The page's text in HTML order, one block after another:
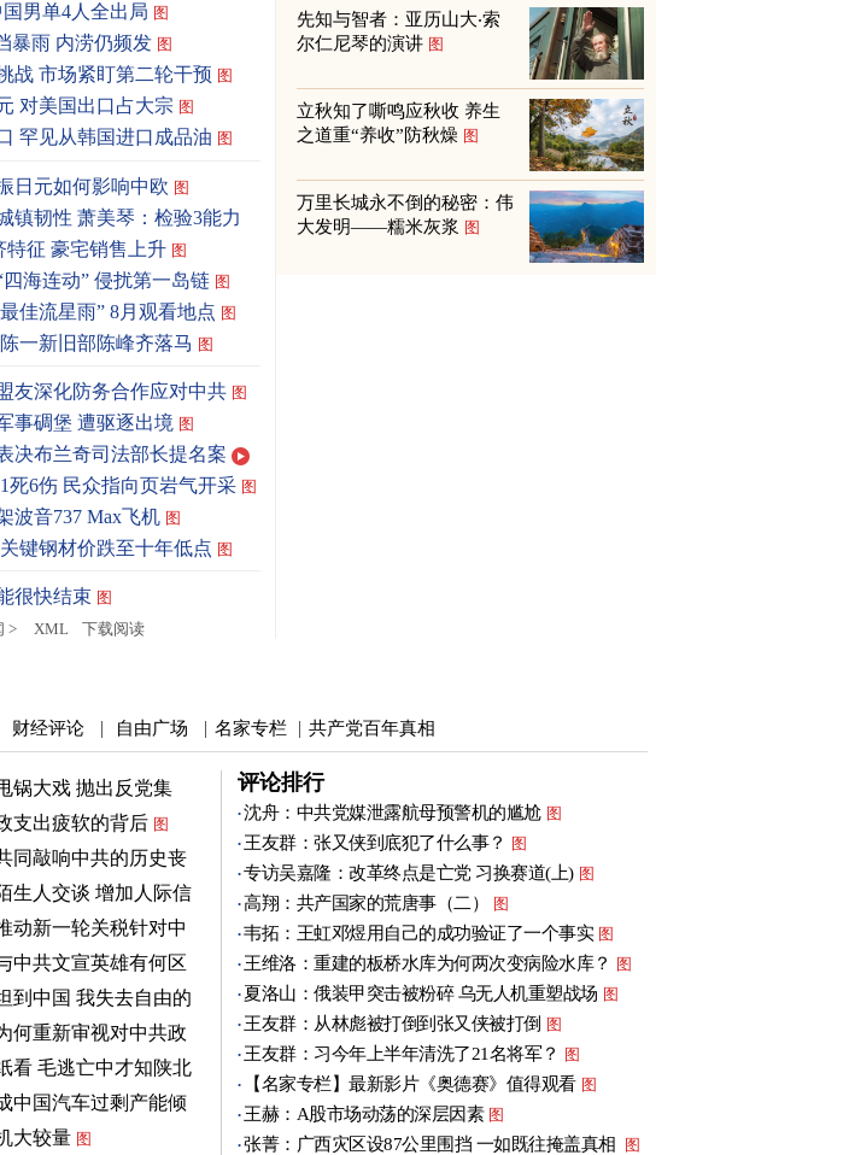
男单4人全出局 图
暴雨 内涝仍频发 图
战 市场紧盯第二轮干预 图
对美国出口占大宗 图
罕见从韩国进口成品油 图
日元如何影响中欧 图
镇韧性 萧美琴：检验3能力
特征 豪宅销售上升 图
海连动” 侵扰第一岛链 图
佳流星雨” 8月观看地点 图
一新旧部陈峰齐落马 图
友深化防务合作应对中共 图
事碉堡 遭驱逐出境 图
决布兰奇司法部长提名案
死6伤 民众指向页岩气开采 图
波音737 Max飞机 图
键钢材价跌至十年低点 图
很快结束 图
>
XML 下载阅读
先知与智者：亚历山大‧索
尔仁尼琴的演讲 图
立秋知了嘶鸣应秋收 养生
之道重“养收”防秋燥 图
万里长城永不倒的秘密：伟
大发明——糯米灰浆 图
财经评论 | 自由广场 | 名家专栏 | 共产党百年真相
锅大戏 抛出反党集
支出疲软的背后 图
同敲响中共的历史丧
生人交谈 增加人际信
动新一轮关税针对中
中共文宣英雄有何区
到中国 我失去自由的
何重新审视对中共政
看 毛逃亡中才知陕北
中国汽车过剩产能倾
大较量 图
评论排行
沈舟：中共党媒泄露航母预警机的尴尬 图
王友群：张又侠到底犯了什么事？ 图
专访吴嘉隆：改革终点是亡党 习换赛道(上) 图
高翔：共产国家的荒唐事（二） 图
韦拓：王虹邓煜用自己的成功验证了一个事实 图
王维洛：重建的板桥水库为何两次变病险水库？ 图
夏洛山：俄装甲突击被粉碎 乌无人机重塑战场 图
王友群：从林彪被打倒到张又侠被打倒 图
王友群：习今年上半年清洗了21名将军？ 图
【名家专栏】最新影片《奥德赛》值得观看 图
王赫：A股市场动荡的深层因素 图
张菁：广西灾区设87公里围挡 一如既往掩盖真相 图